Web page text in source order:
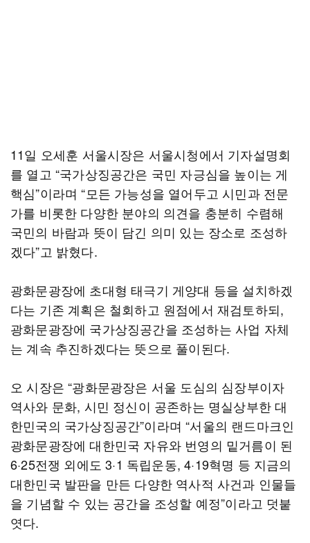
11일 오세훈 서울시장은 서울시청에서 기자설명회
를 열고 “국가상징공간은 국민 자긍심을 높이는 게
핵심”이라며 “모든 가능성을 열어두고 시민과 전문
가를 비롯한 다양한 분야의 의견을 충분히 수렴해
국민의 바람과 뜻이 담긴 의미 있는 장소로 조성하
겠다”고 밝혔다.
광화문광장에 초대형 태극기 게양대 등을 설치하겠
다는 기존 계획은 철회하고 원점에서 재검토하되,
광화문광장에 국가상징공간을 조성하는 사업 자체
는 계속 추진하겠다는 뜻으로 풀이된다.
오 시장은 “광화문광장은 서울 도심의 심장부이자
역사와 문화, 시민 정신이 공존하는 명실상부한 대
한민국의 국가상징공간”이라며 “서울의 랜드마크인
광화문광장에 대한민국 자유와 번영의 밑거름이 된
6·25전쟁 외에도 3·1 독립운동, 4·19혁명 등 지금의
대한민국 발판을 만든 다양한 역사적 사건과 인물들
을 기념할 수 있는 공간을 조성할 예정”이라고 덧붙
엿다.